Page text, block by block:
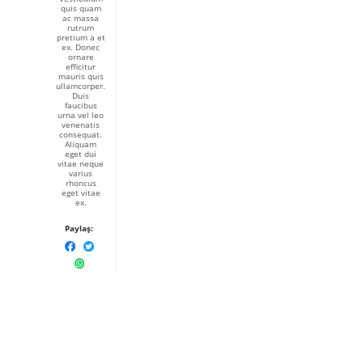
quis quam
ac massa
rutrum
pretium a et
ex. Donec
ornare
efficitur
mauris quis
ullamcorper.
Duis
faucibus
urna vel leo
venenatis
consequat.
Aliquam
eget dui
vitae neque
varius
rhoncus
eget vitae
ex.
Paylaş: